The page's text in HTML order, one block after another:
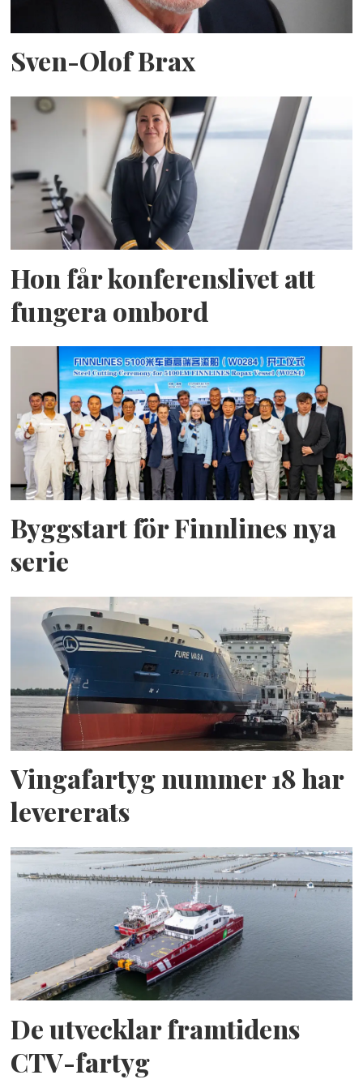
Sven-Olof Brax
Hon får konferenslivet att
fungera ombord
Byggstart för Finnlines nya
serie
Vingafartyg nummer 18 har
levererats
De utvecklar framtidens
CTV-fartyg